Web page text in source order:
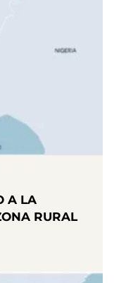
A LA
RURAL